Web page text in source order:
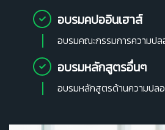
อบรมคปออินเฮาส์
อบรมคณะกรรมการความปล
อบรมหลักสูตรอื่นๆ
อบรมหลักสูตรด้านความปล